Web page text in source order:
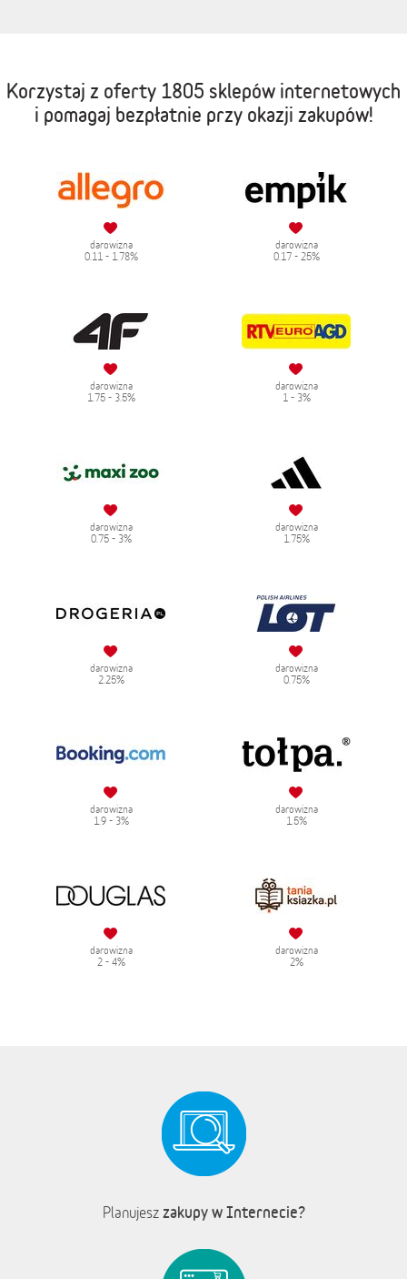
Korzystaj z oferty 1805 sklepów internetowych
i pomagaj bezpłatnie przy okazji zakupów!
darowizna
0.11 - 1.78%
darowizna
0.17 - 25%
darowizna
1.75 - 3.5%
darowizna
1 - 3%
darowizna
0.75 - 3%
darowizna
1.75%
darowizna
2.25%
darowizna
0.75%
darowizna
1.9 - 3%
darowizna
1.5%
darowizna
2 - 4%
darowizna
2%
Planujesz zakupy w Internecie?